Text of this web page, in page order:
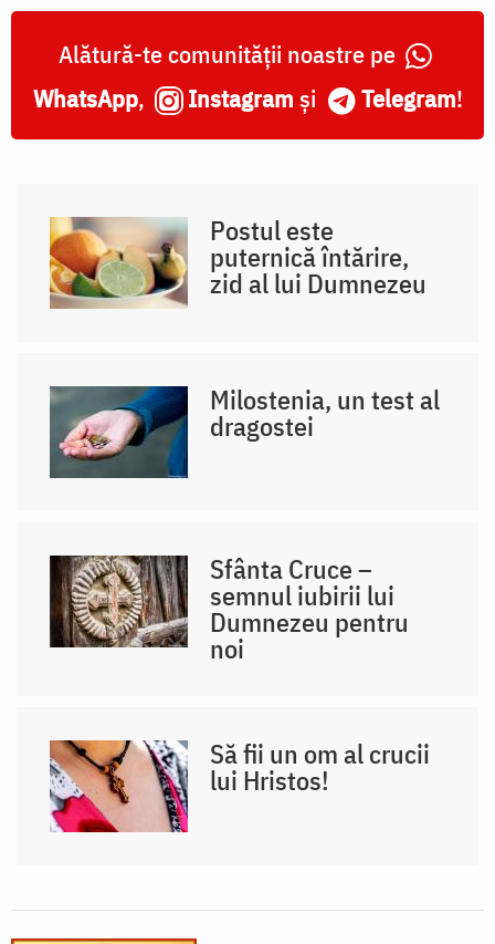
Alătură-te comunității noastre pe
WhatsApp, Instagram și Telegram!
Postul este
puternică întărire,
zid al lui Dumnezeu
Milostenia, un test al
dragostei
Sfânta Cruce –
semnul iubirii lui
Dumnezeu pentru
noi
Să fii un om al crucii
lui Hristos!